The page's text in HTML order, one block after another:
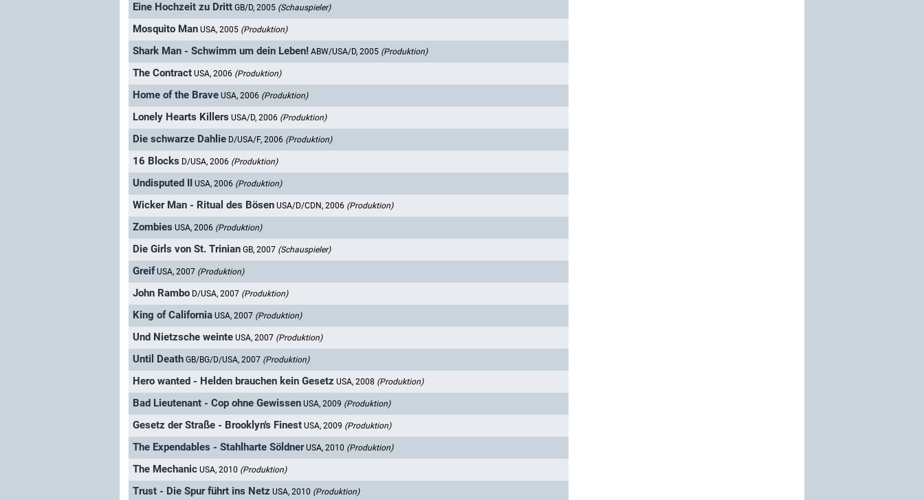
Eine Hochzeit zu Dritt GB/D, 2005 (Schauspieler)
Mosquito Man USA, 2005 (Produktion)
Shark Man - Schwimm um dein Leben! ABW/USA/D, 2005 (Produktion)
The Contract USA, 2006 (Produktion)
Home of the Brave USA, 2006 (Produktion)
Lonely Hearts Killers USA/D, 2006 (Produktion)
Die schwarze Dahlie D/USA/F, 2006 (Produktion)
16 Blocks D/USA, 2006 (Produktion)
Undisputed II USA, 2006 (Produktion)
Wicker Man - Ritual des Bösen USA/D/CDN, 2006 (Produktion)
Zombies USA, 2006 (Produktion)
Die Girls von St. Trinian GB, 2007 (Schauspieler)
Greif USA, 2007 (Produktion)
John Rambo D/USA, 2007 (Produktion)
King of California USA, 2007 (Produktion)
Und Nietzsche weinte USA, 2007 (Produktion)
Until Death GB/BG/D/USA, 2007 (Produktion)
Hero wanted - Helden brauchen kein Gesetz USA, 2008 (Produktion)
Bad Lieutenant - Cop ohne Gewissen USA, 2009 (Produktion)
Gesetz der Straße - Brooklyn's Finest USA, 2009 (Produktion)
The Expendables - Stahlharte Söldner USA, 2010 (Produktion)
The Mechanic USA, 2010 (Produktion)
Trust - Die Spur führt ins Netz USA, 2010 (Produktion)